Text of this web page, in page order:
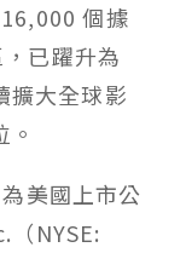
個據
已躍升為
擴大全球影
美國上市公
NYSE: